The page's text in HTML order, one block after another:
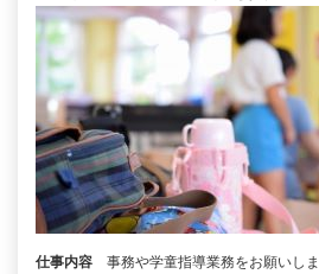
仕事内容
事務や学童指導業務をお願いし